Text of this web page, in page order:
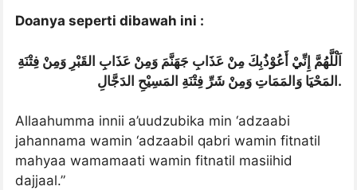
Doanya seperti dibawah ini :
اَلْلَّهُمَّ إِنِّيْ أَعُوْذُبِكَ مِنْ عَذَابِ جَهَنَّمَ وَمِنْ عَذَابِ القَبْرِ وَمِنْ فِتْنَةِ
المَحْيَا وَالمَمَاتِ وَمِنْ شَرِّ فِتْنَةِ المَسِيْحِ الدَجَّالِ.
Allaahumma innii a’uudzubika min ‘adzaabi
jahannama wamin ‘adzaabil qabri wamin fitnatil
mahyaa wamamaati wamin fitnatil masiihid
dajjaal.”